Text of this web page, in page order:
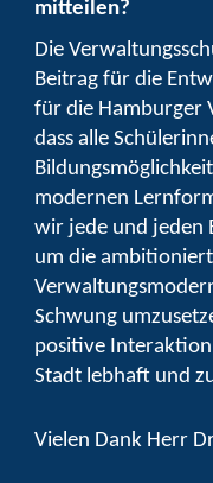
mitteilen?
Die
Beitrag für die
für die Hamburger
dass alle
modernen
wir jede und jeden
um die
Schwung
positive
Stadt lebhaft und
Vielen Dank Herr